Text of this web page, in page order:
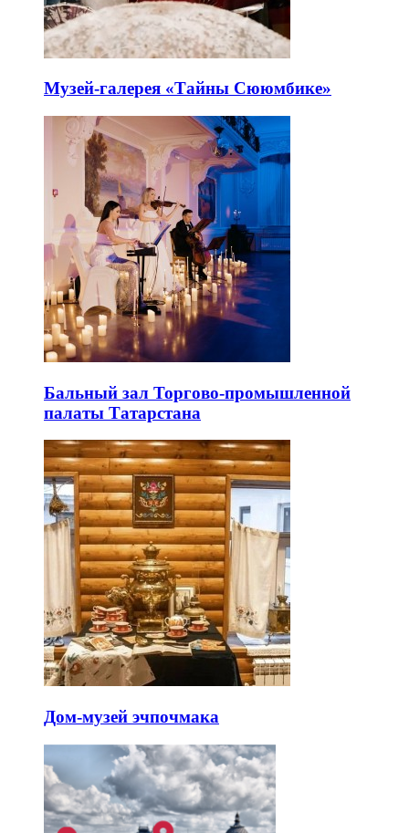
Музей-галерея «Тайны Сююмбике»
Бальный зал Торгово-промышленной
палаты Татарстана
Дом-музей эчпочмака